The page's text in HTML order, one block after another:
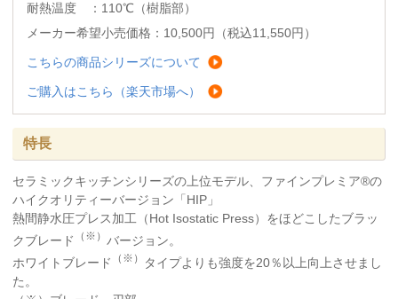
耐熱温度 ：110℃（樹脂部）
メーカー希望小売価格：10,500円（税込11,550円）
こちらの商品シリーズについて
ご購入はこちら（楽天市場へ）
特長
セラミックキッチンシリーズの上位モデル、ファインプレミア®の
ハイクオリティーバージョン「HIP」
熱間静水圧プレス加工（Hot Isostatic Press）をほどこしたブラッ
クブレード
（※） バージョン。
ホワイトブレード
（※）
タイプよりも強度を20％以上向上させまし
た。